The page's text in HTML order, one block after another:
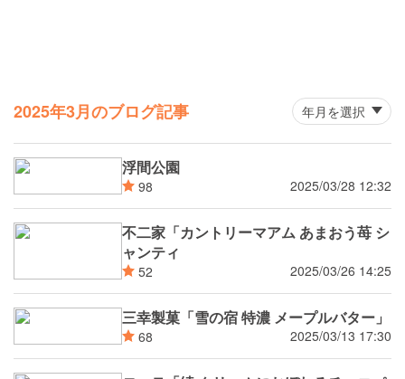
2025年3月のブログ記事
浮間公園
98 2025/03/28 12:32
不二家「カントリーマアム あまおう苺 シ
ャンティ
52 2025/03/26 14:25
三幸製菓「雪の宿 特濃 メープルバター」
68 2025/03/13 17:30